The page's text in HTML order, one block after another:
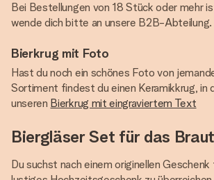
Bei Bestellungen von 18 Stück oder mehr
wende dich bitte an unsere B2B-Abteilung.
Bierkrug mit Foto
Hast du noch ein schönes Foto von
Sortiment findest du einen Keramikkrug,
unseren Bierkrug mit eingraviertem Text
Biergläser Set für das
Du suchst nach einem originellen